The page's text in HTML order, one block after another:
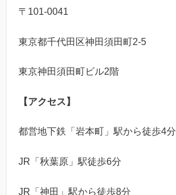
〒101-0041
東京都千代田区神田須田町2-5
東京神田須田町ビル2階
【アクセス】
都営地下鉄「岩本町」駅から徒歩4分
JR「秋葉原」駅徒歩6分
JR「神田」駅から徒歩8分